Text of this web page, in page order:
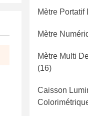
Mètre Portatif
Mètre
Mètre Multi
(16)
Caisson